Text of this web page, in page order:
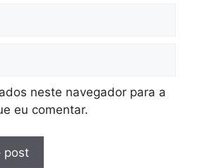
neste navegador para a
eu comentar.